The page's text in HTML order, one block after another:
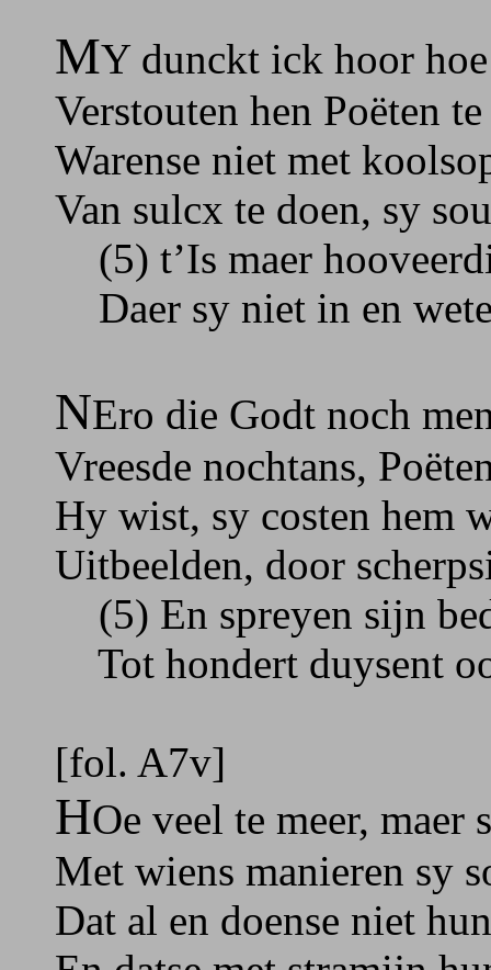
MY dunckt ick hoor
Verstouten hen Poëten
Warense niet met
Van sulcx te doen, sy
(5) t’Is maer
Daer sy niet in en
NEro die Godt noch
Vreesde nochtans,
Hy wist, sy costen hem
Uitbeelden, door
(5) En spreyen sijn
Tot hondert duysent
[fol. A7v]
HOe veel te meer,
Met wiens manieren sy
Dat al en doense niet